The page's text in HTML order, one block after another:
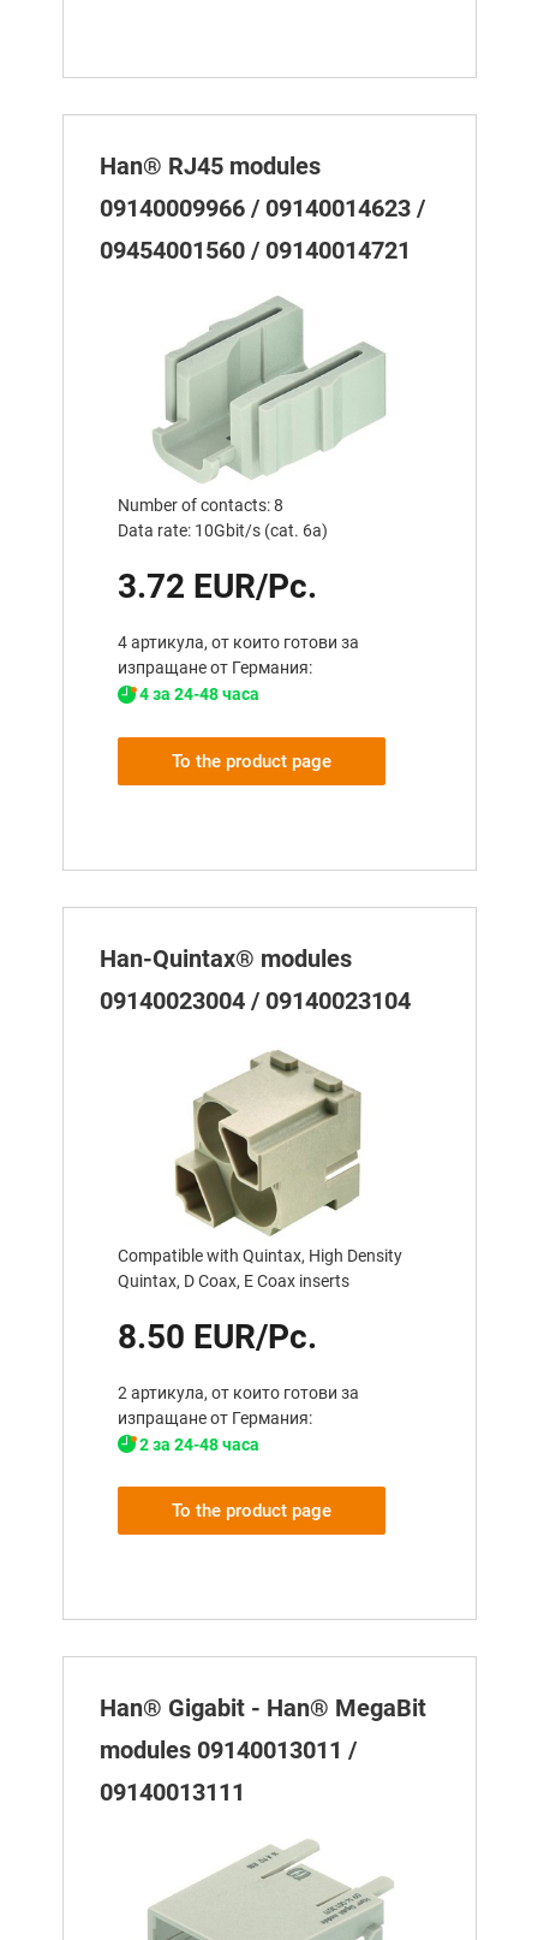
Han® RJ45 modules
09140009966 / 09140014623 /
09454001560 / 09140014721
Number of contacts: 8
Data rate: 10Gbit/s (cat. 6a)
3.72 EUR/Pc.
4 артикула, от които готови за
изпращане от Германия:
4 за 24-48 часа
To the product page
Han-Quintax® modules
09140023004 / 09140023104
Compatible with Quintax, High Density
Quintax, D Coax, E Coax inserts
8.50 EUR/Pc.
2 артикула, от които готови за
изпращане от Германия:
2 за 24-48 часа
To the product page
Han® Gigabit - Han® MegaBit
modules 09140013011 /
09140013111